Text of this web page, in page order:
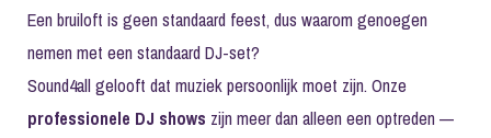
Een bruiloft is geen standaard feest, dus waarom genoegen
nemen met een standaard DJ-set?
Sound4all gelooft dat muziek persoonlijk moet zijn. Onze
professionele DJ shows zijn meer dan alleen een optreden —